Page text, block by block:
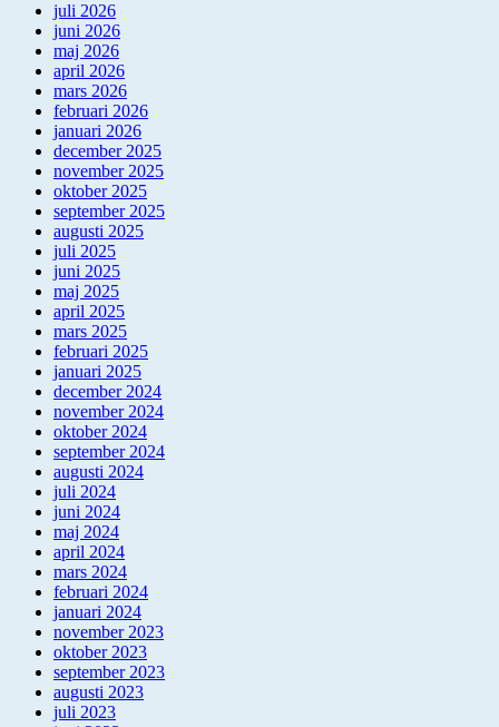
juli 2026
juni 2026
maj 2026
april 2026
mars 2026
februari 2026
januari 2026
december 2025
november 2025
oktober 2025
september 2025
augusti 2025
juli 2025
juni 2025
maj 2025
april 2025
mars 2025
februari 2025
januari 2025
december 2024
november 2024
oktober 2024
september 2024
augusti 2024
juli 2024
juni 2024
maj 2024
april 2024
mars 2024
februari 2024
januari 2024
november 2023
oktober 2023
september 2023
augusti 2023
juli 2023